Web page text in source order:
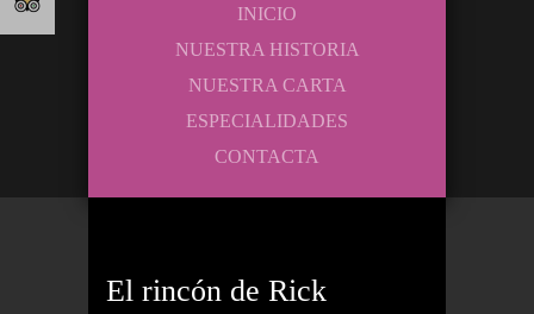
INICIO
NUESTRA HISTORIA
NUESTRA CARTA
ESPECIALIDADES
CONTACTA
El rincón de Rick